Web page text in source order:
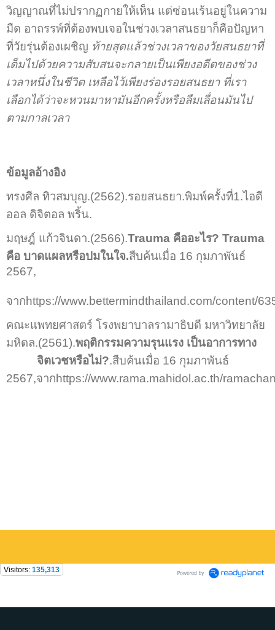
วิญญาณที่ไม่ปรากฏกายให้เห็น แต่ซ่อนเร้นอยู่ในความ
มืด อาถรรพ์ที่ต้องพบเจอในช่วงเวลาสนธยาก็คือปัญหา
ที่วัยรุ่นต้องเผชิญ ท้ายสุดแล้วช่วงเวลาของวัยสนธยาที่
เต็มไปด้วยความสับสนจะกลายเป็นเพียงอดีตของช่วง
เวลาหนึ่งในชีวิต เหลือไว้เพียงร่องรอยสนธยา ที่เรา
เลือกได้ว่าจะหวนมาหามันอีกครั้งหรือลืมเลื่อนมันไป
ตามกาลเวลา
ข้อมูลอ้างอิง
ทรงศีล ทิวสมบุญ.(2562).รอยสนธยา.พิมพ์ครั้งที่1.ไอดี
ออล ดิจิตอล พริ้น.
มฤษฎ์ แก้วจินดา.(2566).Trauma คืออะไร? Trauma
คือ บาดแผลหรือปมในใจ.สืบค้นเมื่อ 16 กุมภาพันธ์
2567,
จากhttps://www.bettermindthailand.com/content/
คณะแพทยศาสตร์ โรงพยาบาลรามาธิบดี มหาวิทยาลัย
มหิดล.(2561).พฤติกรรมความรุนแรง เป็นอาการทาง
จิตเวชหรือไม่?.สืบค้นเมื่อ 16 กุมภาพันธ์
2567,จากhttps://www.rama.mahidol.ac.th/
Visitors: 135,313